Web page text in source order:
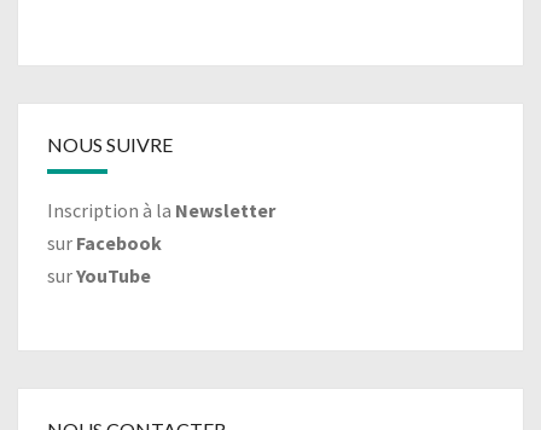
NOUS SUIVRE
Inscription à la Newsletter
sur Facebook
surYouTube